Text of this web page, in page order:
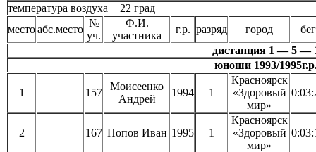
температура воздуха + 22 град
местоабс.место
№
уч.
Ф.И.
участника
г.р. разряд город
бег
дистанция 1 — 5 —
юноши 1993/
1 157
Моисеенко
Андрей
1994 1
Красноярск
«Здоровый
мир»
2 167 Попов Иван 1995 1
Красноярск
«Здоровый
мир»